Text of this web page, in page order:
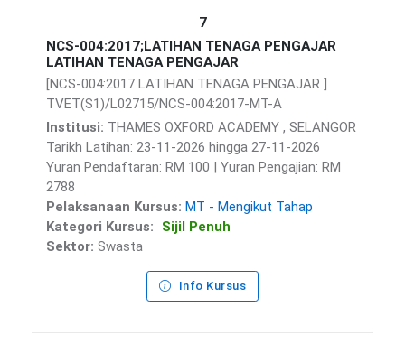
7
NCS-004:2017;LATIHAN TENAGA PENGAJAR
LATIHAN TENAGA PENGAJAR
[NCS-004:2017 LATIHAN TENAGA PENGAJAR ]
TVET(S1)/L02715/NCS-004:2017-MT-A
Institusi: THAMES OXFORD ACADEMY , SELANGOR
Tarikh Latihan: 23-11-2026 hingga 27-11-2026
Yuran Pendaftaran: RM 100 | Yuran Pengajian: RM
2788
Pelaksanaan Kursus: MT - Mengikut Tahap
Kategori Kursus:
Sijil Penuh
Sektor: Swasta
Info Kursus